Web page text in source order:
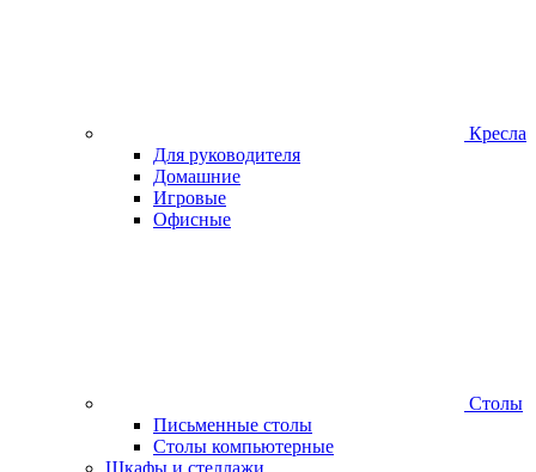
Кресла
Для руководителя
Домашние
Игровые
Офисные
Столы
Письменные столы
Столы компьютерные
Шкафы и стеллажи